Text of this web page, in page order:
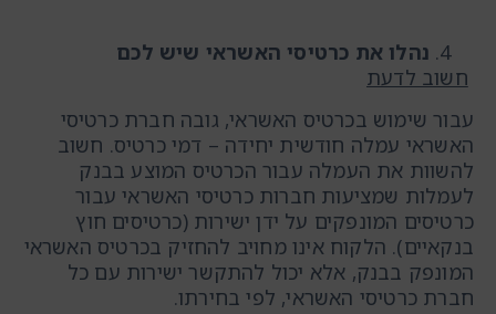
נהלו את כרטיסי האשראי שיש לכם
חשוב לדעת
עבור שימוש בכרטיס האשראי, גובה חברת כרטיסי
האשראי עמלה חודשית יחידה – דמי כרטיס. חשוב
להשוות את העמלה עבור הכרטיס המוצע בבנק
לעמלות שמציעות חברות כרטיסי האשראי עבור
כרטיסים המונפקים על ידן ישירות (כרטיסים חוץ
בנקאיים). הלקוח אינו מחויב להחזיק בכרטיס האשראי
המונפק בבנק, אלא יכול להתקשר ישירות עם כל
חברת כרטיסי האשראי, לפי בחירתו.